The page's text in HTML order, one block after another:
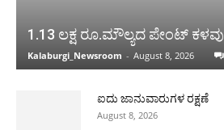
1.13 ಲಕ್ಷ ರೂ.ಮೌಲ್ಯದ ಪೇಂಟ್ ಕಳವು
Kalaburgi_Newsroom - August 8, 2026
ಐದು ಜಾನುವಾರುಗಳ ರಕ್ಷಣೆ
August 8, 2026